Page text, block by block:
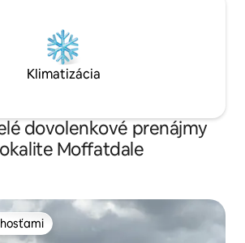
Klimatizácia
dovolenkové prenájmy
Moffatdale